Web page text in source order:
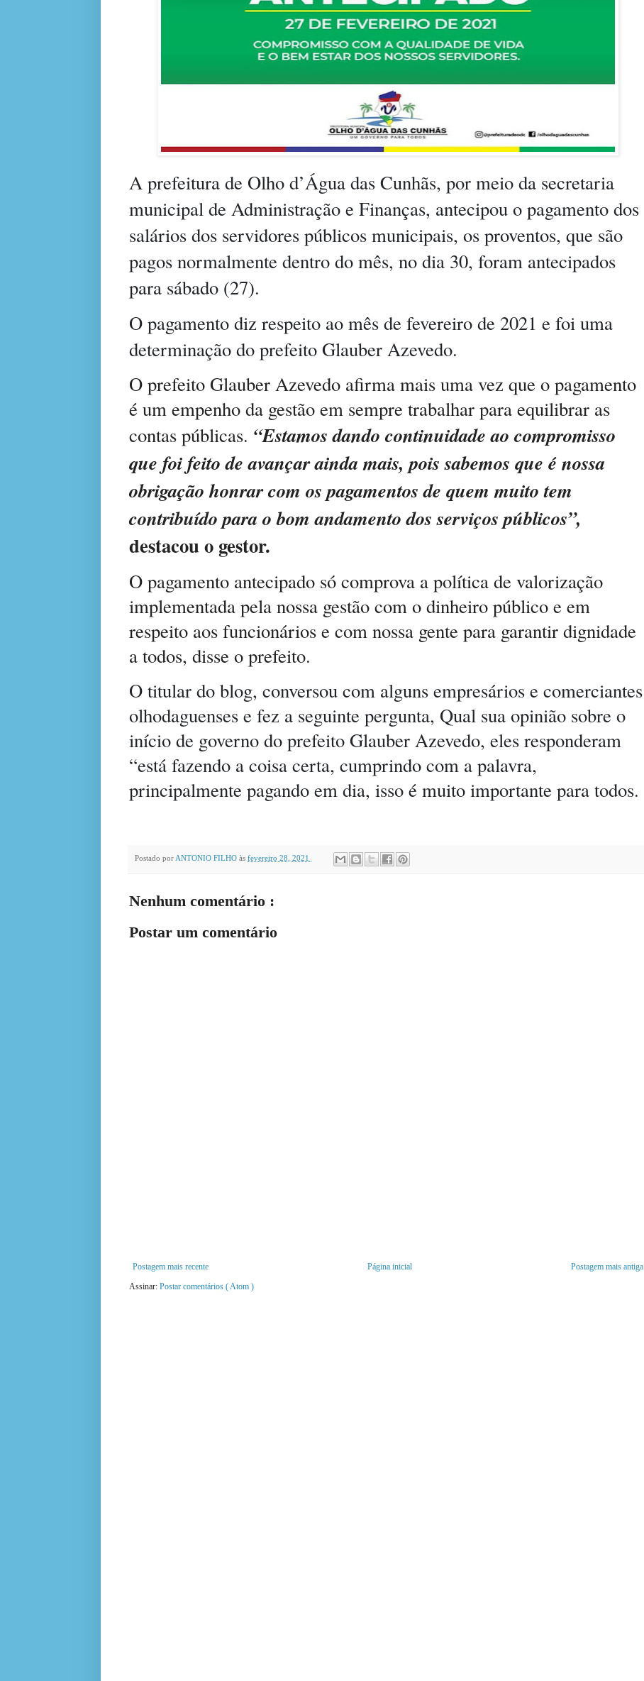
A prefeitura de Olho d’Água das Cunhãs, por meio da secretaria
municipal de Administração e Finanças, antecipou o pagamento dos
salários dos servidores públicos municipais, os proventos, que são
pagos normalmente dentro do mês, no dia 30, foram antecipados
para sábado (27).
O pagamento diz respeito ao mês de fevereiro de 2021 e foi uma
determinação do prefeito Glauber Azevedo.
O prefeito Glauber Azevedo afirma mais uma vez que o pagamento
é um empenho da gestão em sempre trabalhar para equilibrar as
contas públicas. “Estamos dando continuidade ao compromisso
que foi feito de avançar ainda mais, pois sabemos que é nossa
obrigação honrar com os pagamentos de quem muito tem
contribuído para o bom andamento dos serviços públicos”,
destacou o gestor.
O pagamento antecipado só comprova a política de valorização
implementada pela nossa gestão com o dinheiro público e em
respeito aos funcionários e com nossa gente para garantir dignidade
a todos, disse o prefeito.
O titular do blog, conversou com alguns empresários e comerciantes
olhodaguenses e fez a seguinte pergunta, Qual sua opinião sobre o
início de governo do prefeito Glauber Azevedo, eles responderam
“está fazendo a coisa certa, cumprindo com a palavra,
principalmente pagando em dia, isso é muito importante para todos.
Postado porANTONIO FILHO às fevereiro 28, 2021
Nenhum comentário :
Postar um comentário
Postagem mais recente Postagem mais antiga
Página inicial
Assinar: Postar comentários ( Atom )